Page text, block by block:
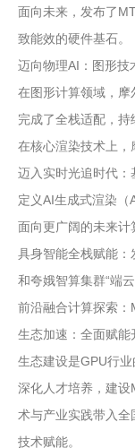
面向未来，发布了
致能效的硬件基石。
迈向物理AI：图形技
在图形计算领域，
完成了全栈适配，
在核心渲染技术上，
迈入实时光追时代：
定义AI生成式渲染（
面向更广阔的未来计
具身智能全栈赋能
和夸娥智算集群“端
前沿融合计算探索
生态加速：全面赋能
生态建设是GPU行
深化人才培养，建设
术与产业实践带入
技术赋能。